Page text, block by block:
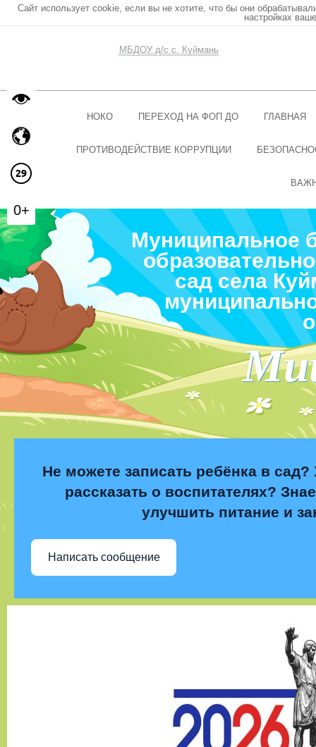
Сайт использует cookie, если вы не хотите, что бы они
настройках
МБДОУ д/с с. Куймань
НОКО ПЕРЕХОД НА ФОП ДО ГЛАВНАЯ
ПРОТИВОДЕЙСТВИЕ КОРРУПЦИИ
Муниципальное
сад села
Не можете записать ребёнка в сад?
рассказать о воспитателях?
улучшить питание и
Написать сообщение
0+